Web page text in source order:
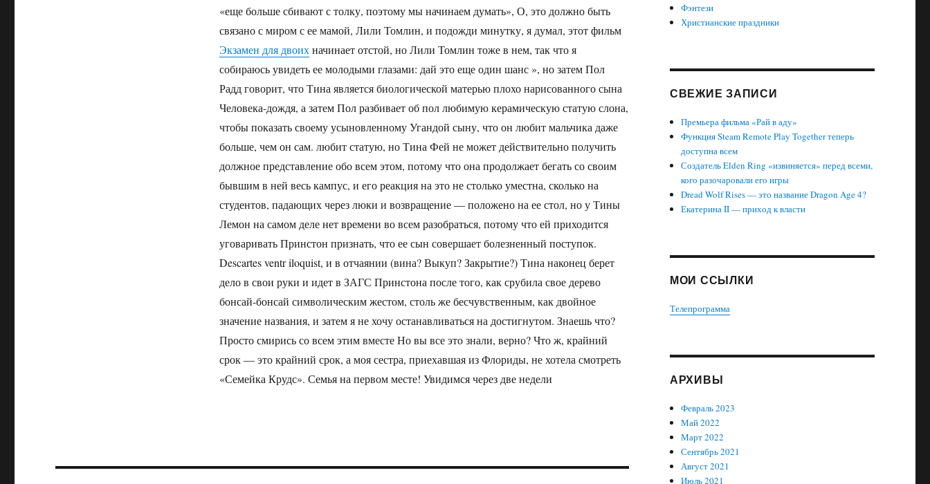
«еще больше сбивают с толку, поэтому мы начинаем думать», О, это должно быть
связано с миром с ее мамой, Лили Томлин, и подожди минутку, я думал, этот фильм
Экзамен для двоихначинает отстой, но Лили Томлин тоже в нем, так что я
собираюсь увидеть ее молодыми глазами: дай это еще один шанс », но затем Пол
Радд говорит, что Тина является биологической матерью плохо нарисованного сына
Человека-дождя, а затем Пол разбивает об пол любимую керамическую статую слона,
чтобы показать своему усыновленному Угандой сыну, что он любит мальчика даже
больше, чем он сам. любит статую, но Тина Фей не может действительно получить
должное представление обо всем этом, потому что она продолжает бегать со своим
бывшим в ней весь кампус, и его реакция на это не столько уместна, сколько на
студентов, падающих через люки и возвращение — положено на ее стол, но у Тины
Лемон на самом деле нет времени во всем разобраться, потому что ей приходится
уговаривать Принстон признать, что ее сын совершает болезненный поступок.
Descartes ventr iloquist, и в отчаянии (вина? Выкуп? Закрытие?) Тина наконец берет
дело в свои руки и идет в ЗАГС Принстона после того, как срубила свое дерево
бонсай-бонсай символическим жестом, столь же бесчувственным, как двойное
значение названия, и затем я не хочу останавливаться на достигнутом. Знаешь что?
Просто смирись со всем этим вместе Но вы все это знали, верно? Что ж, крайний
срок — это крайний срок, а моя сестра, приехавшая из Флориды, не хотела смотреть
«Семейка Крудс». Семья на первом месте! Увидимся через две недели
Фэнтези
Христианские праздники
СВЕЖИЕ ЗАПИСИ
Премьера фильма «Рай в аду»
Функция Steam Remote Play Together теперь
доступна всем
Создатель Elden Ring «извиняется» перед всеми,
кого разочаровали его игры
Dread Wolf Rises — это название Dragon Age 4?
Екатерина II — приход к власти
МОИ ССЫЛКИ
Телепрограмма
АРХИВЫ
Февраль 2023
Май 2022
Март 2022
Сентябрь 2021
Август 2021
Июль 2021